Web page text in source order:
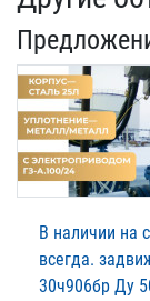
В наличии на
всегда.
30ч906бр Ду